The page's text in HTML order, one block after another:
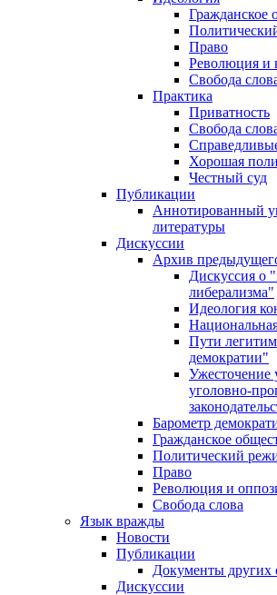
Гражданское
Право
Революция и
Свобода
Практика
Приватность
Свобода
Хорошая
Честный суд
Публикации
Аннотированный
литературы
Дискуссии
Архив
Дискуссия о
либерализма"
Идеология
Пути
демократии"
Ужесточение
уголовно-
Барометр
Гражданское
Политический
Право
Революция и
Свобода слова
Язык вражды
Новости
Публикации
Документы других
Дискуссии